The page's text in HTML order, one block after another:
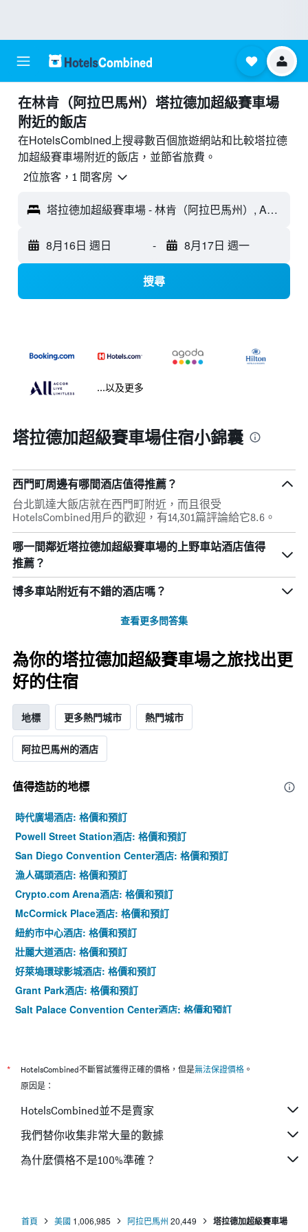
​在林肯（阿拉巴馬州）塔拉德加超級賽車場
附近​的飯店
在HotelsCombined上搜尋數百個旅遊網站和比較塔拉德
加超級賽車場附近的飯店，並節省旅費。
2位旅客，1 間客房
塔拉德加超級賽車場 - 林肯（阿拉巴馬州）, AL, 美國
8月16日 週日 - 8月17日 週一
搜尋
...以及更多
塔拉德加超級賽車場住宿小錦囊
西門町周邊有哪間酒店值得推薦？
台北凱達大飯店就在西門町附近，而且很受
HotelsCombined用戶的歡迎，有14,301篇評論給它8.6。
哪一間鄰近塔拉德加超級賽車場的上野車站酒店值得
推薦？
博多車站附近有不錯的酒店嗎？
查看更多問答集
為你的塔拉德加超級賽車場之旅找出更
好的住宿
地標 更多熱門城市 熱門城市
阿拉巴馬州的酒店
值得造訪的地標
時代廣場酒店: 格價和預訂
Powell Street Station酒店: 格價和預訂
San Diego Convention Center酒店: 格價和預訂
漁人碼頭酒店: 格價和預訂
Crypto.com Arena酒店: 格價和預訂
McCormick Place酒店: 格價和預訂
紐約市中心酒店: 格價和預訂
壯麗大道酒店: 格價和預訂
好萊塢環球影城酒店: 格價和預訂
Grant Park酒店: 格價和預訂
Salt Palace Convention Center酒店: 格價和預訂
* HotelsCombined不斷嘗試獲得正確的價格，但是無法保證價格 。
原因是：
HotelsCombined並不是賣家
我們替你收集非常大量的數據
為什麼價格不是100%準確？
首頁 美國 1,006,985 阿拉巴馬州 20,449 塔拉德加超級賽車場